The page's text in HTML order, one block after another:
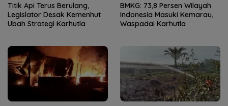
Titik Api Terus Berulang,
Legislator Desak Kemenhut
Ubah Strategi Karhutla
BMKG: 73,8 Persen Wilayah
Indonesia Masuki Kemarau,
Waspadai Karhutla